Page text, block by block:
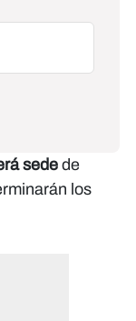
sede de
los